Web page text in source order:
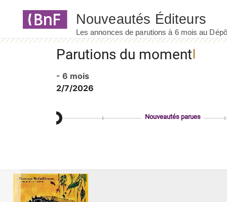
Parutions du moment
- 6 mois
2/7/2026
Nouveautés parues